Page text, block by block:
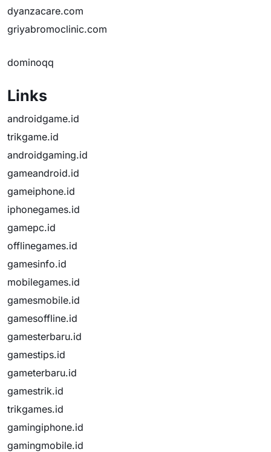
dyanzacare.com
griyabromoclinic.com
dominoqq
Links
androidgame.id
trikgame.id
androidgaming.id
gameandroid.id
gameiphone.id
iphonegames.id
gamepc.id
offlinegames.id
gamesinfo.id
mobilegames.id
gamesmobile.id
gamesoffline.id
gamesterbaru.id
gamestips.id
gameterbaru.id
gamestrik.id
trikgames.id
gamingiphone.id
gamingmobile.id